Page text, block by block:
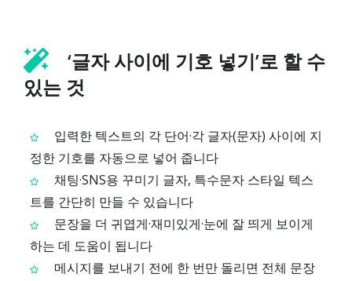
‘글자 사이에 기호 넣기’로 할 수
있는 것
입력한 텍스트의 각 단어·각 글자(문자) 사이에 지
정한 기호를 자동으로 넣어 줍니다
채팅·SNS용 꾸미기 글자, 특수문자 스타일 텍스
트를 간단히 만들 수 있습니다
문장을 더 귀엽게·재미있게·눈에 잘 띄게 보이게
하는 데 도움이 됩니다
메시지를 보내기 전에 한 번만 돌리면 전체 문장